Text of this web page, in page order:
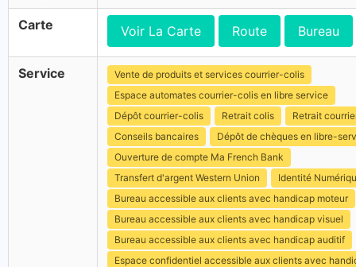
Carte Voir La Carte Route Bureau
Service
Vente de produits et services courrier-colis
Espace automates courrier-colis en libre service
Dépôt courrier-colis
Retrait colis
Retrait
Conseils bancaires
Dépôt de chèques en libre-
Ouverture de compte Ma French Bank
Transfert d'argent Western Union
Identité
Bureau accessible aux clients avec handicap moteur
Bureau accessible aux clients avec handicap visuel
Bureau accessible aux clients avec handicap auditif
Espace confidentiel accessible aux clients avec